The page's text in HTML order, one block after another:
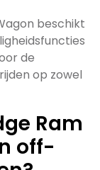
beschikt
de
op zowel
Ram
off-